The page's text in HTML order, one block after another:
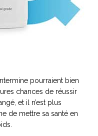
pourraient bien
chances de réussir
et il n’est plus
de mettre sa santé en